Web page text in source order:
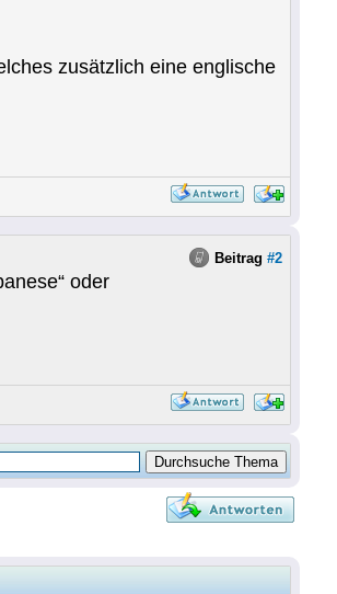
zusätzlich eine englische
Beitrag #2
oder